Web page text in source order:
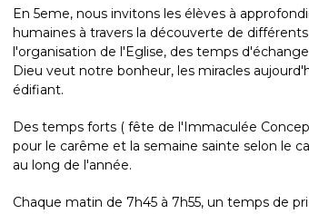
En 5eme, nous invitons les élèves à
humaines à travers la découverte de
l'organisation de l'Eglise, des temps
Dieu veut notre bonheur, les miracles
édifiant.
Des temps forts ( fête de l'Immaculée
pour le carême et la semaine sainte selon le
au long de l'année.
Chaque matin de 7h45 à 7h55, un temps de